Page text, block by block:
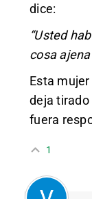
dice:
“Usted
cosa
Esta
deja tirado
fuera
1